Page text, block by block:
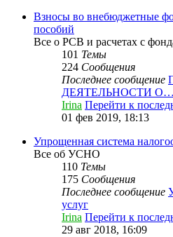
Взносы во внебюджетные
пособий
Все о РСВ и расчетах с
101 Темы
224 Сообщения
Последнее сообщение
ДЕЯТЕЛЬНОСТИ О…
Irina Перейти к
01 фев 2019, 18:13
Упрощенная система
Все об УСНО
110 Темы
175 Сообщения
Последнее сообщение
услуг
Irina Перейти к
29 авг 2018, 16:09